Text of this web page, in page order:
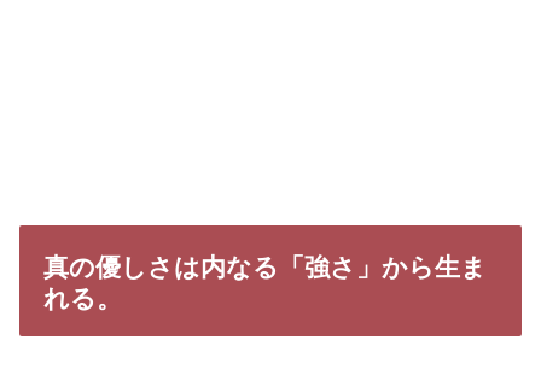
真の優しさは内なる「強さ」から生ま
れる。